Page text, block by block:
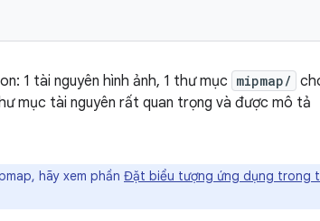
1 tài nguyên hình ảnh, 1 thư mục mipmap/
mục tài nguyên rất quan trọng và được mô tả
hãy xem phần Đặt biểu tượng ứng dụng trong